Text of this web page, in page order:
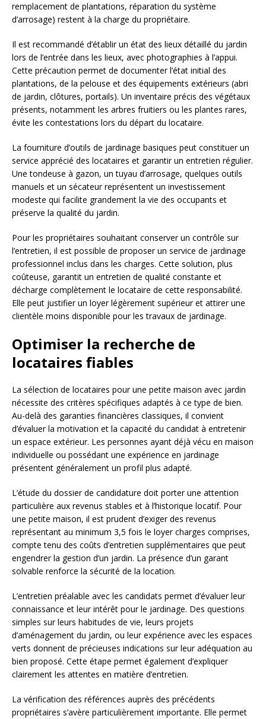
remplacement de plantations, réparation du système
d’arrosage) restent à la charge du propriétaire.
Il est recommandé d’établir un état des lieux détaillé du jardin
lors de l’entrée dans les lieux, avec photographies à l’appui.
Cette précaution permet de documenter l’état initial des
plantations, de la pelouse et des équipements extérieurs (abri
de jardin, clôtures, portails). Un inventaire précis des végétaux
présents, notamment les arbres fruitiers ou les plantes rares,
évite les contestations lors du départ du locataire.
La fourniture d’outils de jardinage basiques peut constituer un
service apprécié des locataires et garantir un entretien régulier.
Une tondeuse à gazon, un tuyau d’arrosage, quelques outils
manuels et un sécateur représentent un investissement
modeste qui facilite grandement la vie des occupants et
préserve la qualité du jardin.
Pour les propriétaires souhaitant conserver un contrôle sur
l’entretien, il est possible de proposer un service de jardinage
professionnel inclus dans les charges. Cette solution, plus
coûteuse, garantit un entretien de qualité constante et
décharge complètement le locataire de cette responsabilité.
Elle peut justifier un loyer légèrement supérieur et attirer une
clientèle moins disponible pour les travaux de jardinage.
Optimiser la recherche de
locataires fiables
La sélection de locataires pour une petite maison avec jardin
nécessite des critères spécifiques adaptés à ce type de bien.
Au-delà des garanties financières classiques, il convient
d’évaluer la motivation et la capacité du candidat à entretenir
un espace extérieur. Les personnes ayant déjà vécu en maison
individuelle ou possédant une expérience en jardinage
présentent généralement un profil plus adapté.
L’étude du dossier de candidature doit porter une attention
particulière aux revenus stables et à l’historique locatif. Pour
une petite maison, il est prudent d’exiger des revenus
représentant au minimum 3,5 fois le loyer charges comprises,
compte tenu des coûts d’entretien supplémentaires que peut
engendrer la gestion d’un jardin. La présence d’un garant
solvable renforce la sécurité de la location.
L’entretien préalable avec les candidats permet d’évaluer leur
connaissance et leur intérêt pour le jardinage. Des questions
simples sur leurs habitudes de vie, leurs projets
d’aménagement du jardin, ou leur expérience avec les espaces
verts donnent de précieuses indications sur leur adéquation au
bien proposé. Cette étape permet également d’expliquer
clairement les attentes en matière d’entretien.
La vérification des références auprès des précédents
propriétaires s’avère particulièrement importante. Elle permet